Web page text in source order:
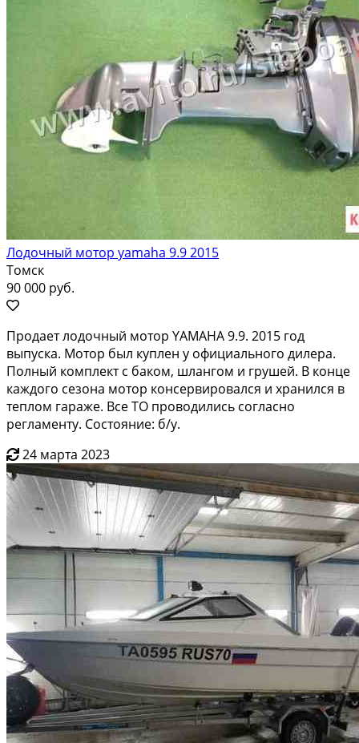
Лодочный мотор yamaha 9.9 2015
Томск
90 000 руб.
Продает лодочный мотор YAMAHA 9.9. 2015 год
выпуска. Мотор был куплен у официального дилера.
Полный комплект с баком, шлангом и грушей. В конце
каждого сезона мотор консервировался и хранился в
теплом гараже. Все ТО проводились согласно
регламенту. Состояние: б/у.
24 марта 2023